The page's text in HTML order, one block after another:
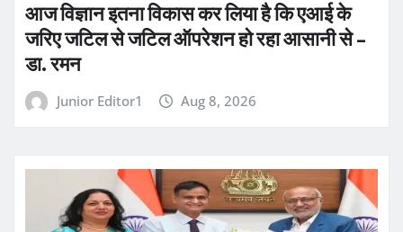
आज विज्ञान इतना विकास कर लिया है कि एआई के
जरिए जटिल से जटिल ऑपरेशन हो रहा आसानी से –
डा. रमन
Junior Editor1 Aug 8, 2026